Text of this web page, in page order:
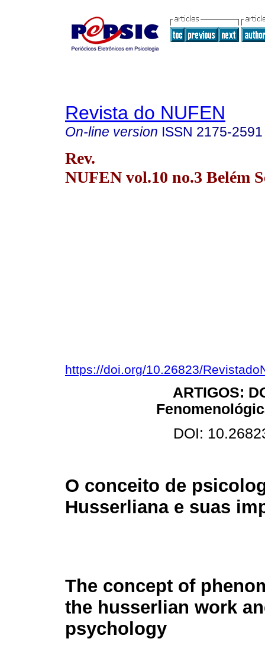
Revista do NUFEN
On-line version ISSN 2175-2591
Rev.
NUFEN vol.10 no.3 Belém
https://doi.org/10.26823/
ARTIGOS:
DOI:
O conceito de
Husserliana e suas
The concept of
the husserlian work
psychology